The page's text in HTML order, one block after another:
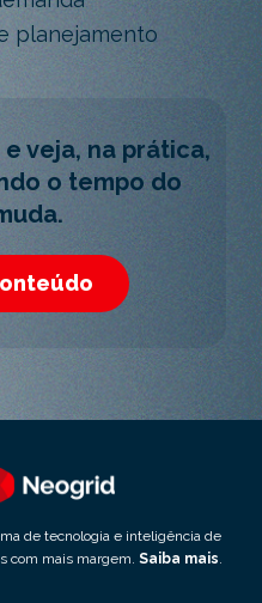
planejamento
veja, na prática,
o tempo do
de tecnologia e inteligência de
com mais margem. Saiba mais.